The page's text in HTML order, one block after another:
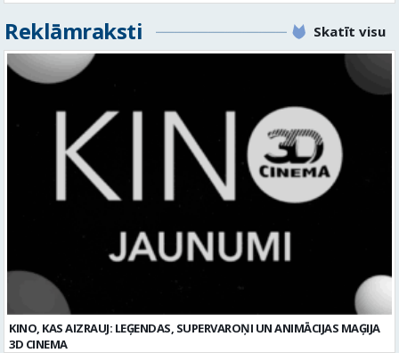
Reklāmraksti Skatīt visu
KINO, KAS AIZRAUJ: LEĢENDAS, SUPERVAROŅI UN ANIMĀCIJAS MAĢIJA
3D CINEMA